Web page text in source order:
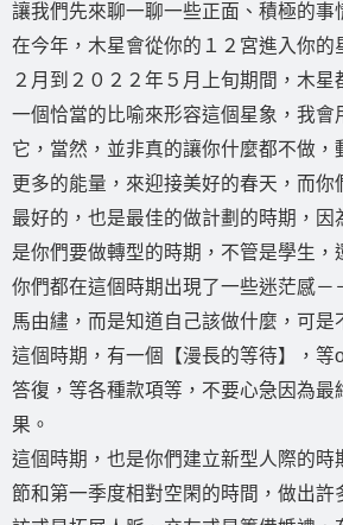
讓我們先來聊一聊一些正面、積極的事
在今年，木星會從你的１２宮進入你的
２月到２０２２年５月上旬期間，木星
一個恰當的比喻來形容這個星象，我會
它，當然，並非真的讓你什麼都不做，
更多的能量，來迎接美好的春天，而你
最好的，也是最佳的做計劃的時期，因
是你們要做轉型的時期，不管是學生，
你們都在這個時期出現了一些迷茫感－
馬由繣，而是知道自己該做什麼，可是
這個時期，有一個【漫長的等待】，等
答復，等各種款項等，不要心急因為最
果。
這個時期，也是你們建立新型人際的時
節和第一季度相對空閑的時間，做出許